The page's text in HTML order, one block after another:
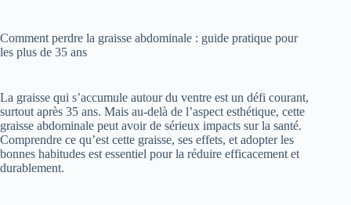
Comment perdre la graisse abdominale : guide pratique pour
les plus de 35 ans
La graisse qui s’accumule autour du ventre est un défi courant,
surtout après 35 ans. Mais au-delà de l’aspect esthétique, cette
graisse abdominale peut avoir de sérieux impacts sur la santé.
Comprendre ce qu’est cette graisse, ses effets, et adopter les
bonnes habitudes est essentiel pour la réduire efficacement et
durablement.